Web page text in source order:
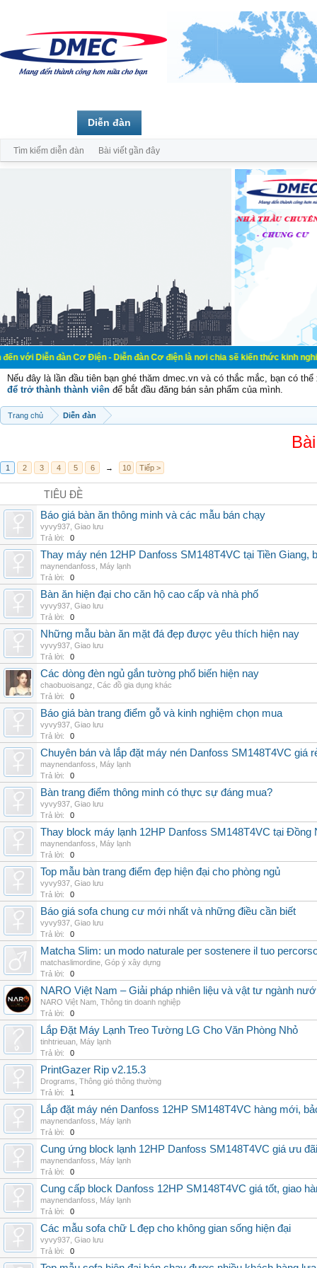
đàn Cơ Điện - Diễn đàn Cơ điện là nơi chia sẽ kiến thức kinh nghiệm
Nếu đây là lần đầu tiên bạn ghé thăm dmec.vn và có thắc mắc, bạn có
để trở thành thành viên để bắt đầu đăng bán sản phẩm của mình.
Trang chủ Diễn đàn
1 2 3 4 5 6 → 10 Tiếp >
TIÊU ĐỀ
Báo giá bàn ăn thông minh và các mẫu bán chạy
vyvy937 Giao lưu
Trả lời:
0
Thay máy nén 12HP Danfoss SM148T4VC tại Tiền Giang,
maynendanfoss
Máy lạnh
Trả lời:
0
Bàn ăn hiện đại cho căn hộ cao cấp và nhà phố
vyvy937 Giao lưu
Trả lời:
0
Những mẫu bàn ăn mặt đá đẹp được yêu thích hiện nay
vyvy937 Giao lưu
Trả lời:
0
Các dòng đèn ngủ gắn tường phổ biến hiện nay
chaobuoisangz Các đồ gia dụng khác
Trả lời:
0
Báo giá bàn trang điểm gỗ và kinh nghiệm chọn mua
vyvy937 Giao lưu
Trả lời:
0
Chuyên bán và lắp đặt máy nén Danfoss SM148T4VC giá
maynendanfoss
Máy lạnh
Trả lời:
0
Bàn trang điểm thông minh có thực sự đáng mua?
vyvy937 Giao lưu
Trả lời:
0
Thay block máy lạnh 12HP Danfoss SM148T4VC tại Đồng
maynendanfoss
Máy lạnh
Trả lời:
0
Top mẫu bàn trang điểm đẹp hiện đại cho phòng ngủ
vyvy937 Giao lưu
Trả lời:
0
Báo giá sofa chung cư mới nhất và những điều cần biết
vyvy937 Giao lưu
Trả lời:
0
Matcha Slim: un modo naturale per sostenere il tuo
matchaslimordine Góp ý xây dựng
Trả lời:
0
NARO Việt Nam – Giải pháp nhiên liệu và vật tư ngành
NARO Việt Nam Thông tin doanh nghiệp
Trả lời:
0
Lắp Đặt Máy Lạnh Treo Tường LG Cho Văn Phòng Nhỏ
tinhtrieuan Máy lạnh
Trả lời:
0
PrintGazer Rip v2.15.3
Drograms Thông gió thông thường
Trả lời:
1
Lắp đặt máy nén Danfoss 12HP SM148T4VC hàng mới,
maynendanfoss
Máy lạnh
Trả lời:
0
Cung ứng block lạnh 12HP Danfoss SM148T4VC giá ưu
maynendanfoss
Máy lạnh
Trả lời:
0
Cung cấp block Danfoss 12HP SM148T4VC giá tốt, giao
maynendanfoss
Máy lạnh
Trả lời:
0
Các mẫu sofa chữ L đẹp cho không gian sống hiện đại
vyvy937 Giao lưu
Trả lời:
0
Diễn đàn
Tìm kiếm diễn đàn Bài viết gần đây